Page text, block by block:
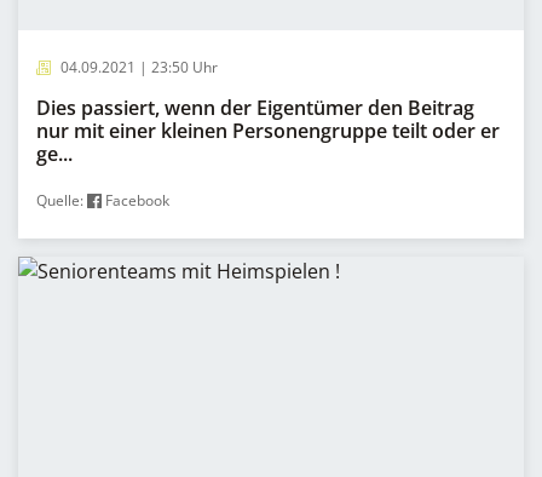
04.09.2021 | 23:50 Uhr
Dies passiert, wenn der Eigentümer den Beitrag
nur mit einer kleinen Personengruppe teilt oder er
ge...
Quelle: Facebook